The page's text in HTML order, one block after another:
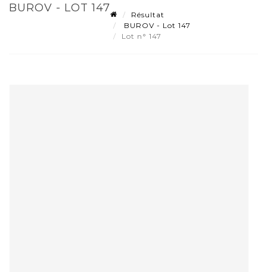
BUROV - LOT 147
Résultat
BUROV - Lot 147
Lot n° 147